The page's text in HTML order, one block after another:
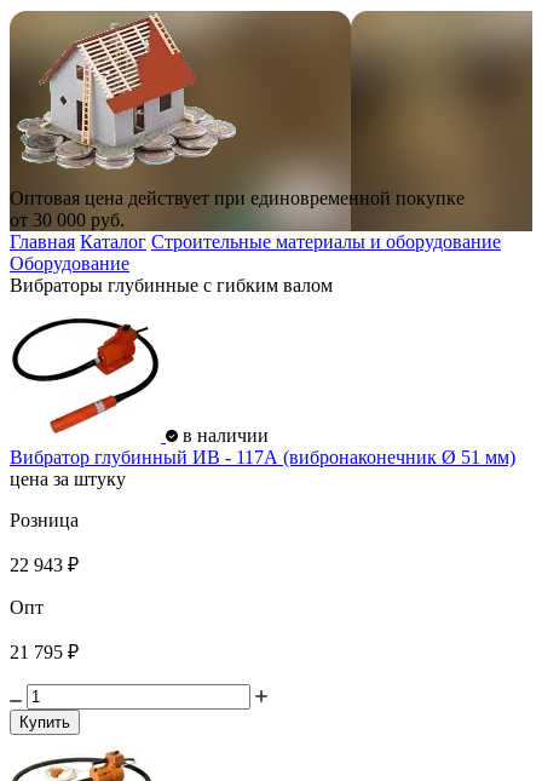
Оптовая цена действует при единовременной покупке
от 30 000 руб.
Главная Каталог Строительные материалы и оборудование
Оборудование
Вибраторы глубинные с гибким валом
в наличии
Вибратор глубинный ИВ - 117А (вибронаконечник Ø 51 мм)
цена за штуку
Розница
22 943 ₽
Опт
21 795 ₽
Купить